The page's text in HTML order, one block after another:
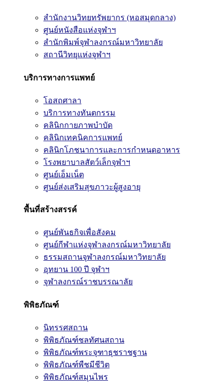
สำนักงานวิทยทรัพยากร (หอสมุดกลาง)
ศูนย์หนังสือแห่งจุฬาฯ
สำนักพิมพ์จุฬาลงกรณ์มหาวิทยาลัย
สถานีวิทยุแห่งจุฬาฯ
บริการทางการแพทย์
โอสถศาลา
บริการทางทันตกรรม
คลินิกกายภาพบำบัด
คลินิกเทคนิคการแพทย์
คลินิกโภชนาการและการกำหนดอาหาร
โรงพยาบาลสัตว์เล็กจุฬาฯ
ศูนย์เอ็มเน็ต
ศูนย์ส่งเสริมสุขภาวะผู้สูงอายุ
พื้นที่สร้างสรรค์
ศูนย์พันธกิจเพื่อสังคม
ศูนย์กีฬาแห่งจุฬาลงกรณ์มหาวิทยาลัย
ธรรมสถานจุฬาลงกรณ์มหาวิทยาลัย
อุทยาน 100 ปี จุฬาฯ
จุฬาลงกรณ์ราชบรรณาลัย
พิพิธภัณฑ์
นิทรรศสถาน
พิพิธภัณฑ์ชลทัศนสถาน
พิพิธภัณฑ์พระจุฑาธุชราชฐาน
พิพิธภัณฑ์พืชมีชีวิต
พิพิธภัณฑ์สมุนไพร